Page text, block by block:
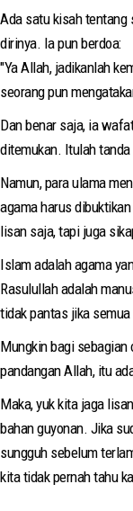
Ada satu kisah tentang
dirinya. Ia pun berdoa:
"Ya Allah, jadikanlah
seorang pun
Dan benar saja, ia
ditemukan. Itulah
Namun, para ulama
agama harus
lisan saja, tapi juga
Islam adalah agama
Rasulullah adalah
tidak pantas jika
Mungkin bagi sebagian
pandangan Allah, itu
Maka, yuk kita jaga
bahan guyonan. Jika
sungguh sebelum
kita tidak pernah tahu